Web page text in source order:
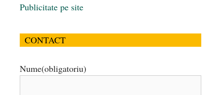
Publicitate pe site
CONTACT
Nume(obligatoriu)